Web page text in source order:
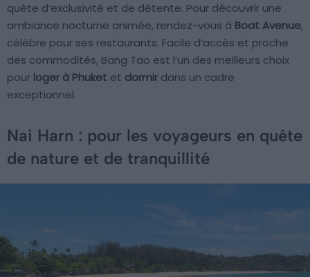
quête d’exclusivité et de détente. Pour découvrir une
ambiance nocturne animée, rendez-vous à Boat Avenue,
célèbre pour ses restaurants. Facile d’accès et proche
des commodités, Bang Tao est l’un des meilleurs choix
pour loger à Phuket et dormir dans un cadre
exceptionnel.
Nai Harn : pour les voyageurs en quête
de nature et de tranquillité